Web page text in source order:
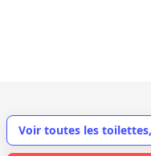
Voir toutes les